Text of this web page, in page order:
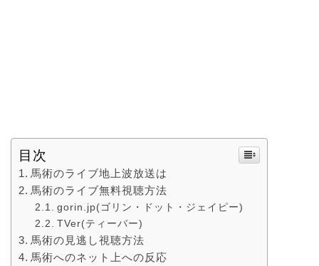
目次
馬術のライブ地上波放送は
馬術のライブ無料視聴方法
gorin.jp(ゴリン・ドット・ジェイピー)
TVer(ティーバー)
馬術の見逃し視聴方法
馬術へのネット上への反応